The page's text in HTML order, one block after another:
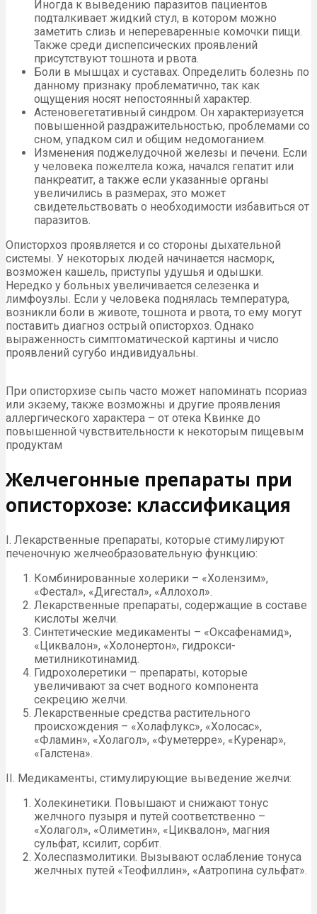
Иногда к выведению паразитов пациентов
подталкивает жидкий стул, в котором можно
заметить слизь и непереваренные комочки пищи.
Также среди диспепсических проявлений
присутствуют тошнота и рвота.
Боли в мышцах и суставах. Определить болезнь по
данному признаку проблематично, так как
ощущения носят непостоянный характер.
Астеновегетативный синдром. Он характеризуется
повышенной раздражительностью, проблемами со
сном, упадком сил и общим недомоганием.
Изменения поджелудочной железы и печени. Если
у человека пожелтела кожа, начался гепатит или
панкреатит, а также если указанные органы
увеличились в размерах, это может
свидетельствовать о необходимости избавиться от
паразитов.
Описторхоз проявляется и со стороны дыхательной
системы. У некоторых людей начинается насморк,
возможен кашель, приступы удушья и одышки.
Нередко у больных увеличивается селезенка и
лимфоузлы. Если у человека поднялась температура,
возникли боли в животе, тошнота и рвота, то ему могут
поставить диагноз острый описторхоз. Однако
выраженность симптоматической картины и число
проявлений сугубо индивидуальны.
При описторхизе сыпь часто может напоминать псориаз
или экзему, также возможны и другие проявления
аллергического характера – от отека Квинке до
повышенной чувствительности к некоторым пищевым
продуктам
Желчегонные препараты при
описторхозе: классификация
I. Лекарственные препараты, которые стимулируют
печеночную желчеобразовательную функцию:
Комбинированные холерики – «Холензим»,
«Фестал», «Дигестал», «Аллохол».
Лекарственные препараты, содержащие в составе
кислоты желчи.
Синтетические медикаменты – «Оксафенамид»,
«Циквалон», «Холонертон», гидро­кси­
метилникотинамид.
Гидрохолеретики – препараты, которые
увеличивают за счет водного компонента
секрецию желчи.
Лекарственные средства растительного
происхождения – «Холафлукс», «Холосас»,
«Фламин», «Холагол», «Фуметерре», «Куренар»,
«Галстена».
II. Медикаменты, стимулирующие выведение желчи:
Холекинетики. Повышают и снижают тонус
желчного пузыря и путей соответственно –
«Холагол», «Олиметин», «Циквалон», магния
сульфат, ксилит, сорбит.
Холеспазмолитики. Вызывают ослабление тонуса
желчных путей «Теофиллин», «Аатропина сульфат».